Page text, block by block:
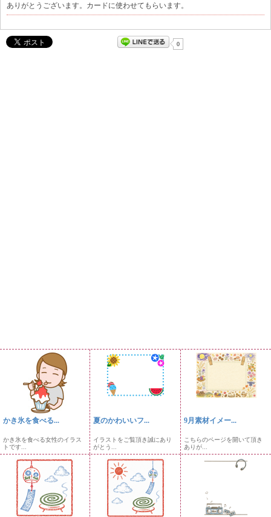
ありがとうございます。カードに使わせてもらいます。
0
かき氷を食べる...
かき氷を食べる女性のイラス
トです...
夏のかわいいフ...
イラストをご覧頂き誠にあり
がとう...
9月素材イメー...
こちらのページを開いて頂き
ありが...